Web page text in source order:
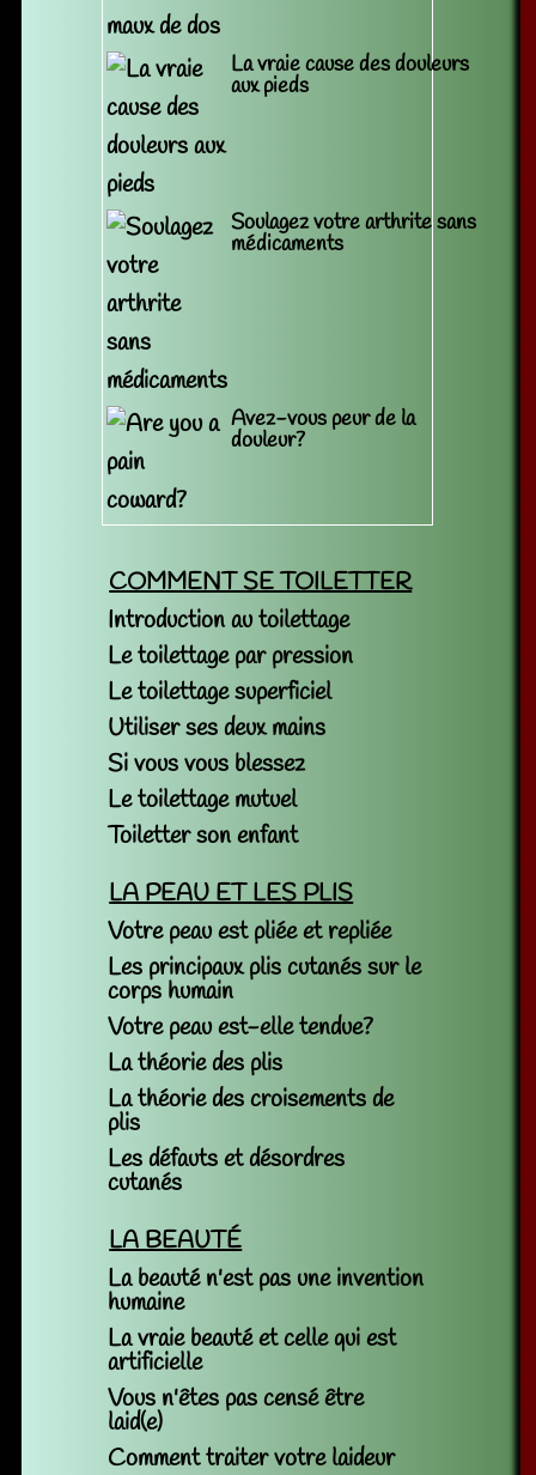
La vraie cause des douleurs
aux pieds
Soulagez votre arthrite sans
médicaments
Avez-vous peur de la
douleur?
COMMENT SE TOILETTER
Introduction au toilettage
Le toilettage par pression
Le toilettage superficiel
Utiliser ses deux mains
Si vous vous blessez
Le toilettage mutuel
Toiletter son enfant
LA PEAU ET LES PLIS
Votre peau est pliée et repliée
Les principaux plis cutanés sur le
corps humain
Votre peau est-elle tendue?
La théorie des plis
La théorie des croisements de
plis
Les défauts et désordres
cutanés
LA BEAUTÉ
La beauté n'est pas une invention
humaine
La vraie beauté et celle qui est
artificielle
Vous n'êtes pas censé être
laid(e)
Comment traiter votre laideur